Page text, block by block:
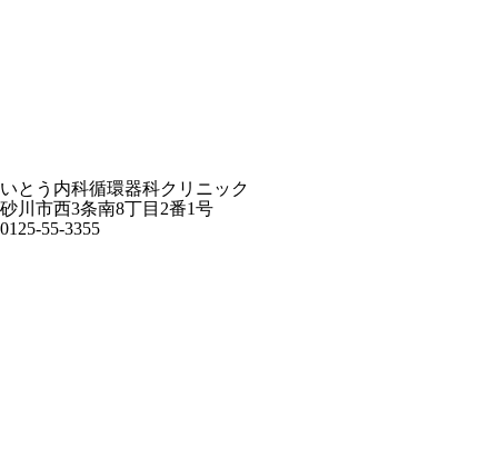
いとう内科循環器科クリニック
砂川市西3条南8丁目2番1号
0125-55-3355